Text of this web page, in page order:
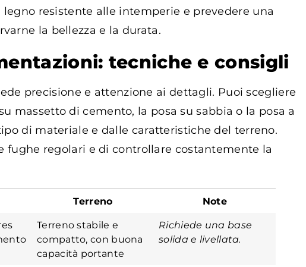
resistente alle intemperie e prevedere una
la bellezza e la durata.
tecniche e consigli
precisione e attenzione ai dettagli. Puoi scegliere
massetto di cemento, la posa su sabbia o la posa a
di materiale e dalle caratteristiche del terreno.
fughe regolari e di controllare costantemente la
Terreno
Note
Terreno stabile e
compatto, con buona
capacità portante
Richiede una base
solida e livellata.